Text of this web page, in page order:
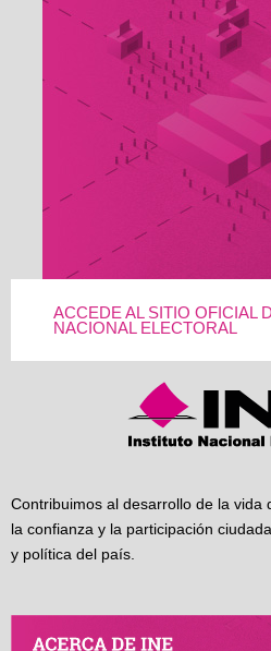
ACCEDE AL SITIO OFICIAL
NACIONAL ELECTORAL
Contribuimos al desarrollo de la vida
la confianza y la participación
y política del país.